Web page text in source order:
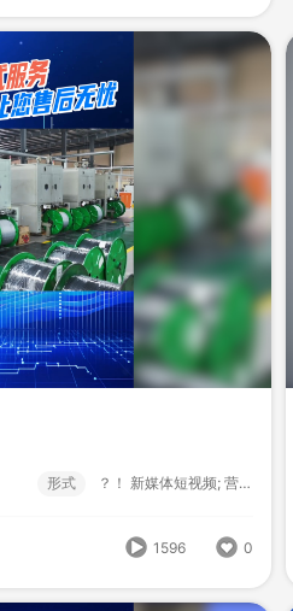
1588
形式 ？！ 新媒体短视频; 营销短视频;
1596 0